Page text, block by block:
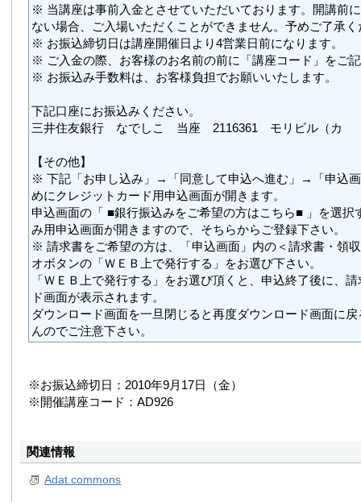
※ 当講座は事前入金とさせていただいております。開講前
ない場合、ご入場いただくことができません。予めご了承
※ お振込締切日は講座開催日より4営業日前になります。
※ ご入金の際、お客様のお名前の前に「講座コード」をご
※ お振込み手数料は、お客様負担でお願いいたします。
下記口座にお振込みください。
三井住友銀行 なでしこ 当座 2116361 モリビル（カ
【その他】
※ 下記「お申し込み」→「同意して申込へ進む」→「申込
めにクレジットカード用申込画面が開きます。
申込画面の「 ■銀行振込みをご希望の方はこちら■ 」を選択
み用申込画面が開きますので、そちらからご登録下さい。
※ 請求書をご希望の方は、「申込画面」内の＜請求書・領
オボタンの「ＷＥＢ上で発行する」をお選び下さい。
「ＷＥＢ上で発行する」をお選び頂くと、申込終了後に、
ド画面が表示されます。
ダウンロード画面を一旦閉じると再度ダウンロード画面に
んのでご注意下さい。
※お振込締切日：2010年9月17日（金）
※開催講座コード：AD926
関連情報
Adat.commons